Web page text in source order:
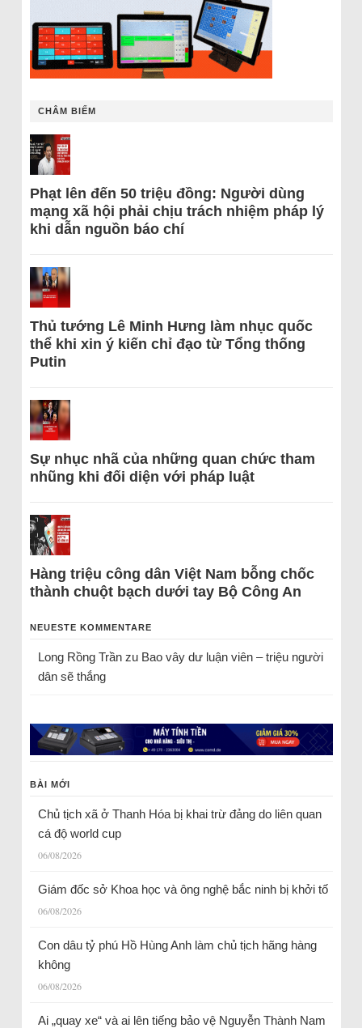
CHÂM BIẾM
Phạt lên đến 50 triệu đồng: Người dùng
mạng xã hội phải chịu trách nhiệm pháp lý
khi dẫn nguồn báo chí
Thủ tướng Lê Minh Hưng làm nhục quốc
thể khi xin ý kiến chỉ đạo từ Tổng thống
Putin
Sự nhục nhã của những quan chức tham
nhũng khi đối diện với pháp luật
Hàng triệu công dân Việt Nam bỗng chốc
thành chuột bạch dưới tay Bộ Công An
NEUESTE KOMMENTARE
Long Rồng Trầnzu Bao vây dư luận viên – triệu người
dân sẽ thắng
BÀI MỚI
Chủ tịch xã ở Thanh Hóa bị khai trừ đảng do liên quan
cá độ world cup
06/08/2026
Giám đốc sở Khoa học và ông nghệ bắc ninh bị khởi tố
06/08/2026
Con dâu tỷ phú Hồ Hùng Anh làm chủ tịch hãng hàng
không
06/08/2026
Ai „quay xe“ và ai lên tiếng bảo vệ Nguyễn Thành Nam